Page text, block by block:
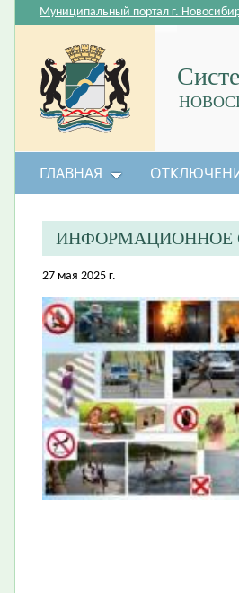
Муниципальный портал г.
ГЛАВНАЯ
ИНФОРМАЦИОННОЕ
27 мая 2025 г.